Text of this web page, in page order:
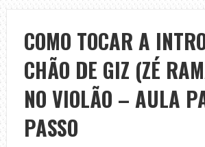
COMO TOCAR A
CHÃO DE GIZ (ZÉ
NO VIOLÃO – AULA
PASSO